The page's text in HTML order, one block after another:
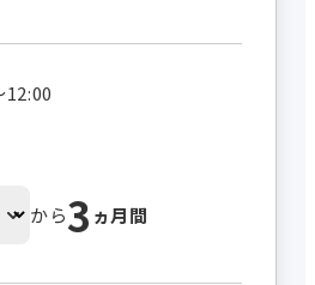
から3 ヵ月間